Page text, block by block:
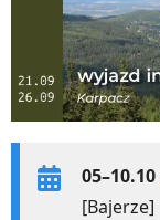
05–10.10
[Bajerze]